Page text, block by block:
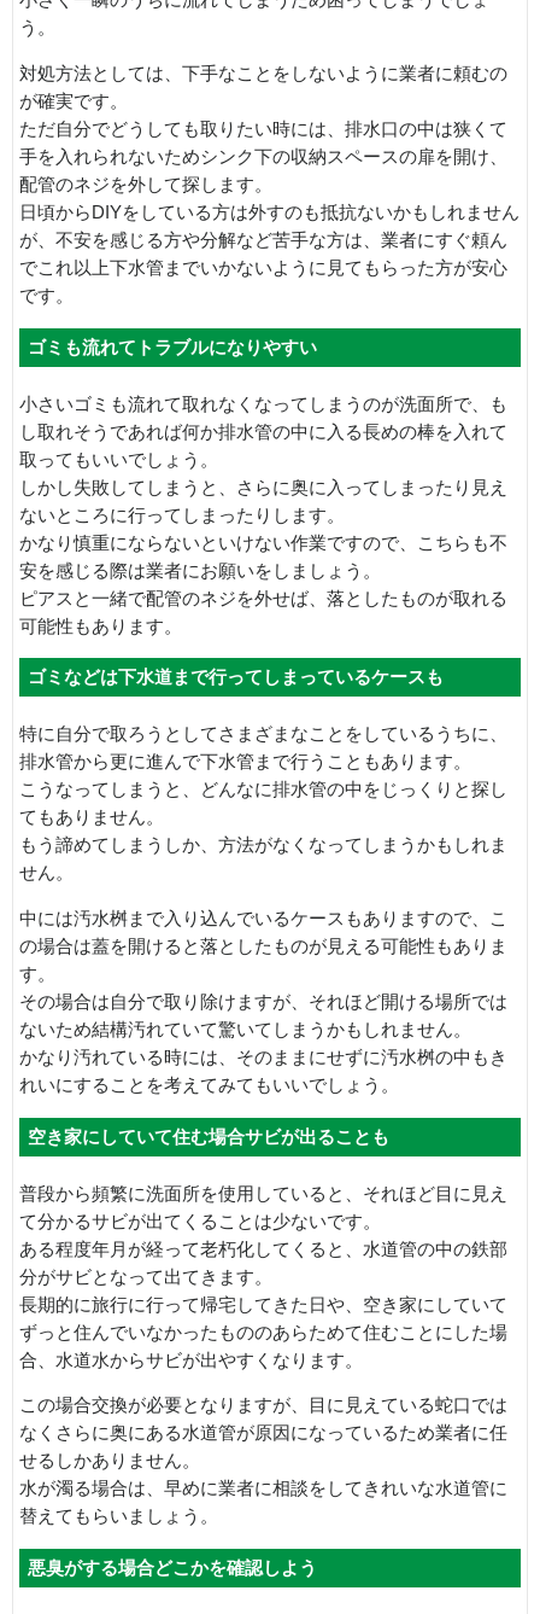
う。
対処方法としては、下手なことをしないように業者に頼むの
が確実です。
ただ自分でどうしても取りたい時には、排水口の中は狭くて
手を入れられないためシンク下の収納スペースの扉を開け、
配管のネジを外して探します。
日頃からDIYをしている方は外すのも抵抗ないかもしれません
が、不安を感じる方や分解など苦手な方は、業者にすぐ頼ん
でこれ以上下水管までいかないように見てもらった方が安心
です。
ゴミも流れてトラブルになりやすい
小さいゴミも流れて取れなくなってしまうのが洗面所で、も
し取れそうであれば何か排水管の中に入る長めの棒を入れて
取ってもいいでしょう。
しかし失敗してしまうと、さらに奥に入ってしまったり見え
ないところに行ってしまったりします。
かなり慎重にならないといけない作業ですので、こちらも不
安を感じる際は業者にお願いをしましょう。
ピアスと一緒で配管のネジを外せば、落としたものが取れる
可能性もあります。
ゴミなどは下水道まで行ってしまっているケースも
特に自分で取ろうとしてさまざまなことをしているうちに、
排水管から更に進んで下水管まで行うこともあります。
こうなってしまうと、どんなに排水管の中をじっくりと探し
てもありません。
もう諦めてしまうしか、方法がなくなってしまうかもしれま
せん。
中には汚水桝まで入り込んでいるケースもありますので、こ
の場合は蓋を開けると落としたものが見える可能性もありま
す。
その場合は自分で取り除けますが、それほど開ける場所では
ないため結構汚れていて驚いてしまうかもしれません。
かなり汚れている時には、そのままにせずに汚水桝の中もき
れいにすることを考えてみてもいいでしょう。
空き家にしていて住む場合サビが出ることも
普段から頻繁に洗面所を使用していると、それほど目に見え
て分かるサビが出てくることは少ないです。
ある程度年月が経って老朽化してくると、水道管の中の鉄部
分がサビとなって出てきます。
長期的に旅行に行って帰宅してきた日や、空き家にしていて
ずっと住んでいなかったもののあらためて住むことにした場
合、水道水からサビが出やすくなります。
この場合交換が必要となりますが、目に見えている蛇口では
なくさらに奥にある水道管が原因になっているため業者に任
せるしかありません。
水が濁る場合は、早めに業者に相談をしてきれいな水道管に
替えてもらいましょう。
悪臭がする場合どこかを確認しよう